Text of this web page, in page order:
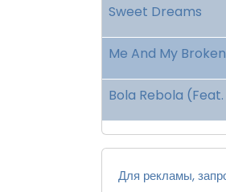
Sweet Dreams
Me And My
Bola Rebola
Для рекламы,